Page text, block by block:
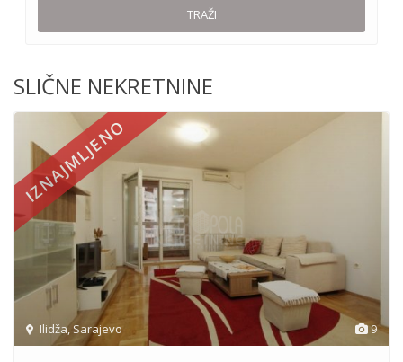
TRAŽI
SLIČNE NEKRETNINE
9
Ilidža, Sarajevo
IZNAJMLJENO